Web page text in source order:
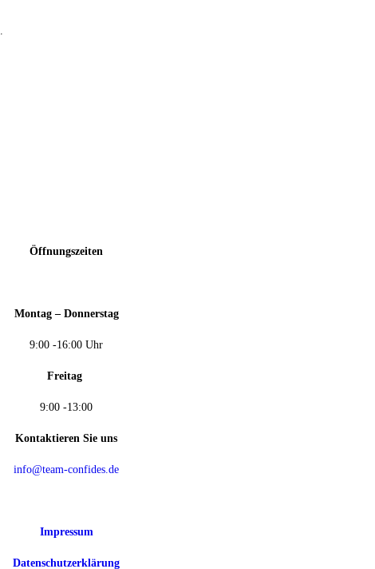
Öffnungszeiten
Montag – Donnerstag
9:00 -16:00 Uhr
Freitag
9:00 -13:00
Kontaktieren Sie uns
info@team-confides.de
Impressum
Datenschutzerklärung